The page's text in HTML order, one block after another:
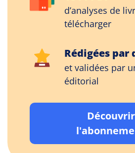
d’analyses de
télécharger
Rédigées par
et validées par
éditorial
Découvrir